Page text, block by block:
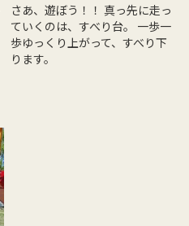
さあ、遊ぼう！！ 真っ先に走っ
ていくのは、すべり台。 一歩一
歩ゆっくり上がって、すべり下
ります。